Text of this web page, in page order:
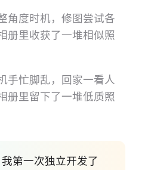
角度时机，修图尝试各
册里收获了一堆相似照
手忙脚乱，回家一看人
册里留下了一堆低质照
第一次独立开发了